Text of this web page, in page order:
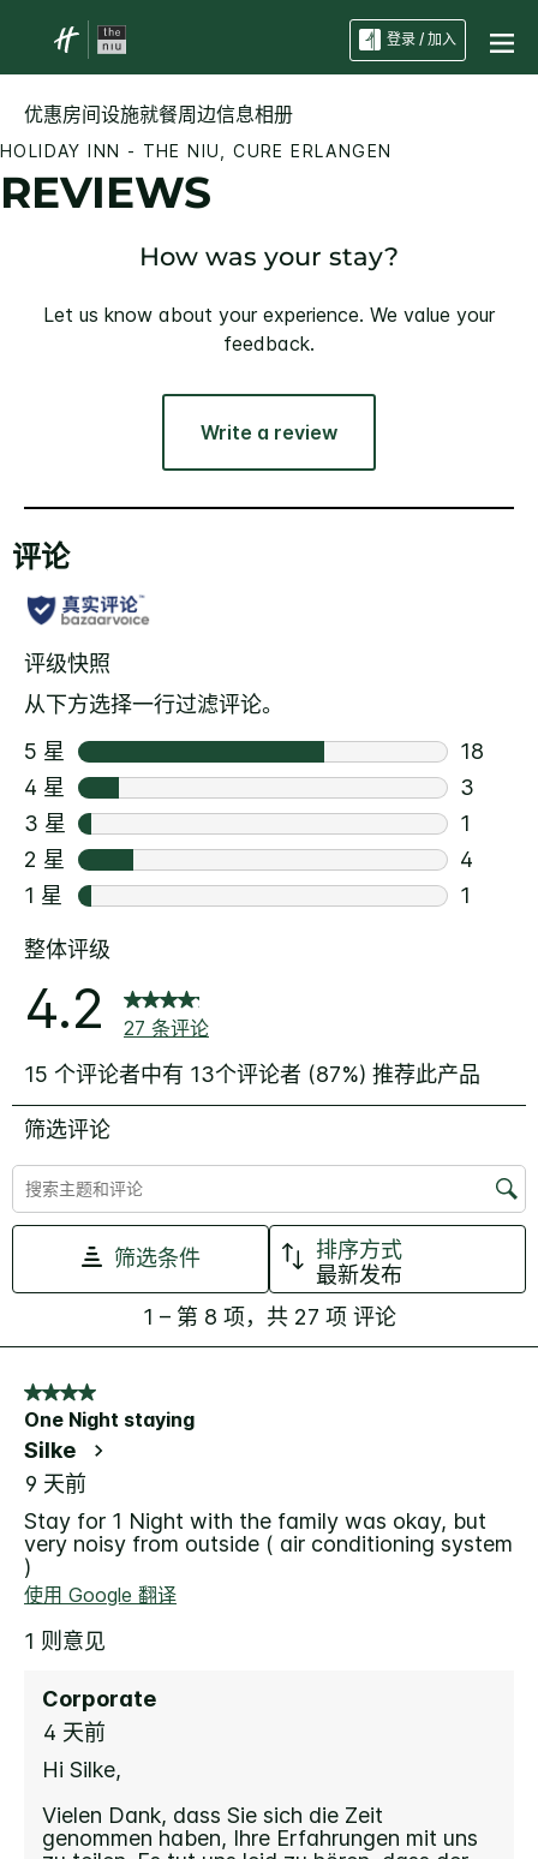
登录 / 加入
优惠房间设施就餐周边信息相册
HOLIDAY INN - THE NIU, CURE ERLANGEN
REVIEWS
How was your stay?
Let us know about your experience. We value your
feedback.
Write a review